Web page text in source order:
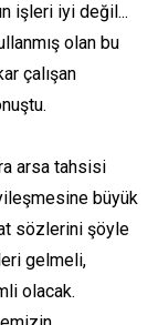
işleri iyi değil...
olan bu
çalışan
arsa tahsisi
büyük
sözlerini şöyle
gelmeli,
olacak.